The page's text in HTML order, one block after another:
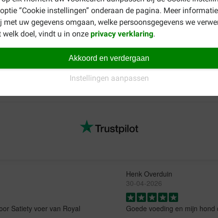
“Cookie instellingen” onderaan de pagina. Meer
met uw gegevens omgaan, welke persoonsgegevens we
welk doel, vindt u in onze privacy verklaring.
Akkoord en verdergaan
Instellingen aanpassen
140 g
159 g
166 g 188 g
eenvoudig een bijpassende natvoeding aan uw bestelling
Adult Dachshund natvoer. Voor algemene droogvoedingen
Satiety voer van Royal
Henk Overduin
30-04-2026
Goede voeding en mijn